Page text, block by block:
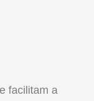
facilitam a